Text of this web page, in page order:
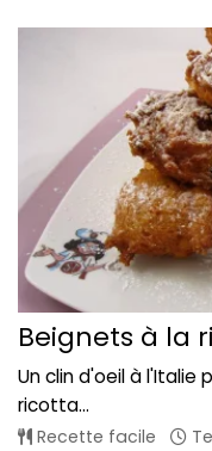
Beignets à la
Un clin d'oeil à l'Italie
ricotta...
Recette facile